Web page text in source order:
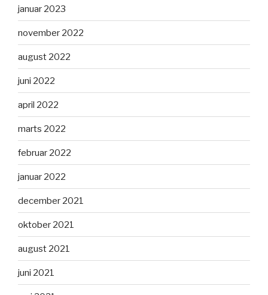
januar 2023
november 2022
august 2022
juni 2022
april 2022
marts 2022
februar 2022
januar 2022
december 2021
oktober 2021
august 2021
juni 2021